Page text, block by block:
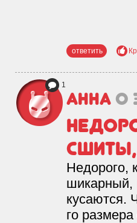
ответить
1
Анна о
Недорого,
шикарный,
кусаются.
го